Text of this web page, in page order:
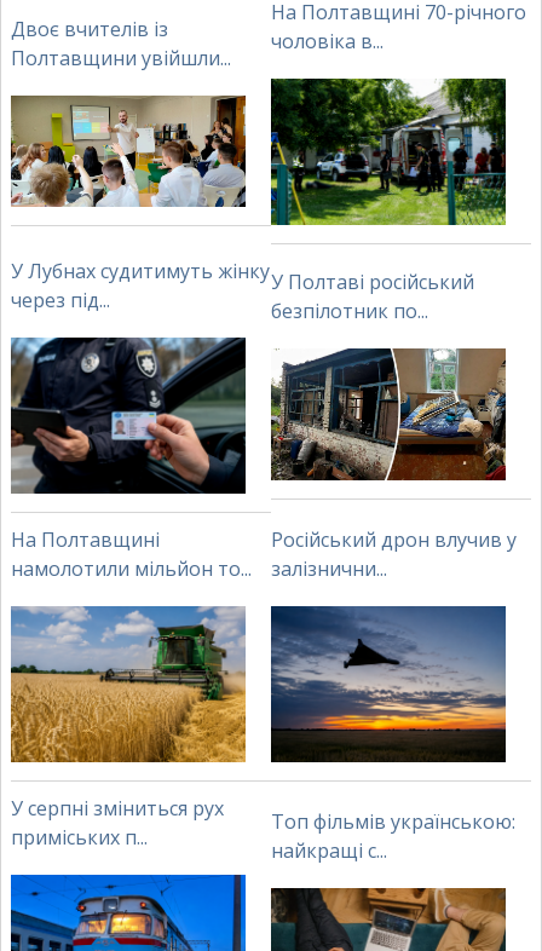
Двоє вчителів із
Полтавщини увійшли...
На Полтавщині 70-річного
чоловіка в...
У Лубнах судитимуть жінку
через під...
У Полтаві російський
безпілотник по...
На Полтавщині
намолотили мільйон то...
Російський дрон влучив у
залізнични...
У серпні зміниться рух
приміських п...
Топ фільмів українською:
найкращі с...